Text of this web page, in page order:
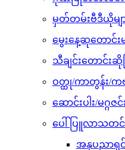
မှတ်တမ်းဗီဒီယိုမျာ
မွေးနေ့ဆုတောင်းမ
သီချင်းတောင်းဆိုခ
ဝတ္ထု/ကာတွန်း/ကဗျ
ဆောင်းပါး/မဂ္ဂဇင်
ပေါ်ပြူလာသတင်း
အနုပညာရှင်